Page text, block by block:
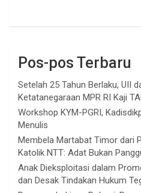
Pos-pos Terbaru
Setelah 25 Tahun Berlaku, UII
Ketatanegaraan MPR RI Kaji
Workshop KYM-PGRI,
Menulis
Membela Martabat Timor dari
Katolik NTT: Adat Bukan
Anak Dieksploitasi dalam
dan Desak Tindakan Hukum